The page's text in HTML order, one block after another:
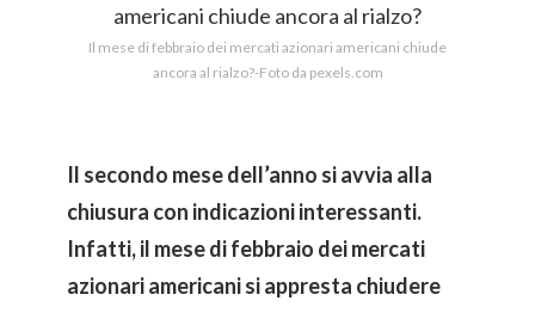
Il mese di febbraio dei mercati azionari americani chiude
ancora al rialzo?-Foto da pexels.com
Il secondo mese dell’anno si avvia alla
chiusura con indicazioni interessanti.
Infatti, il mese di febbraio dei mercati
azionari americani si appresta chiudere